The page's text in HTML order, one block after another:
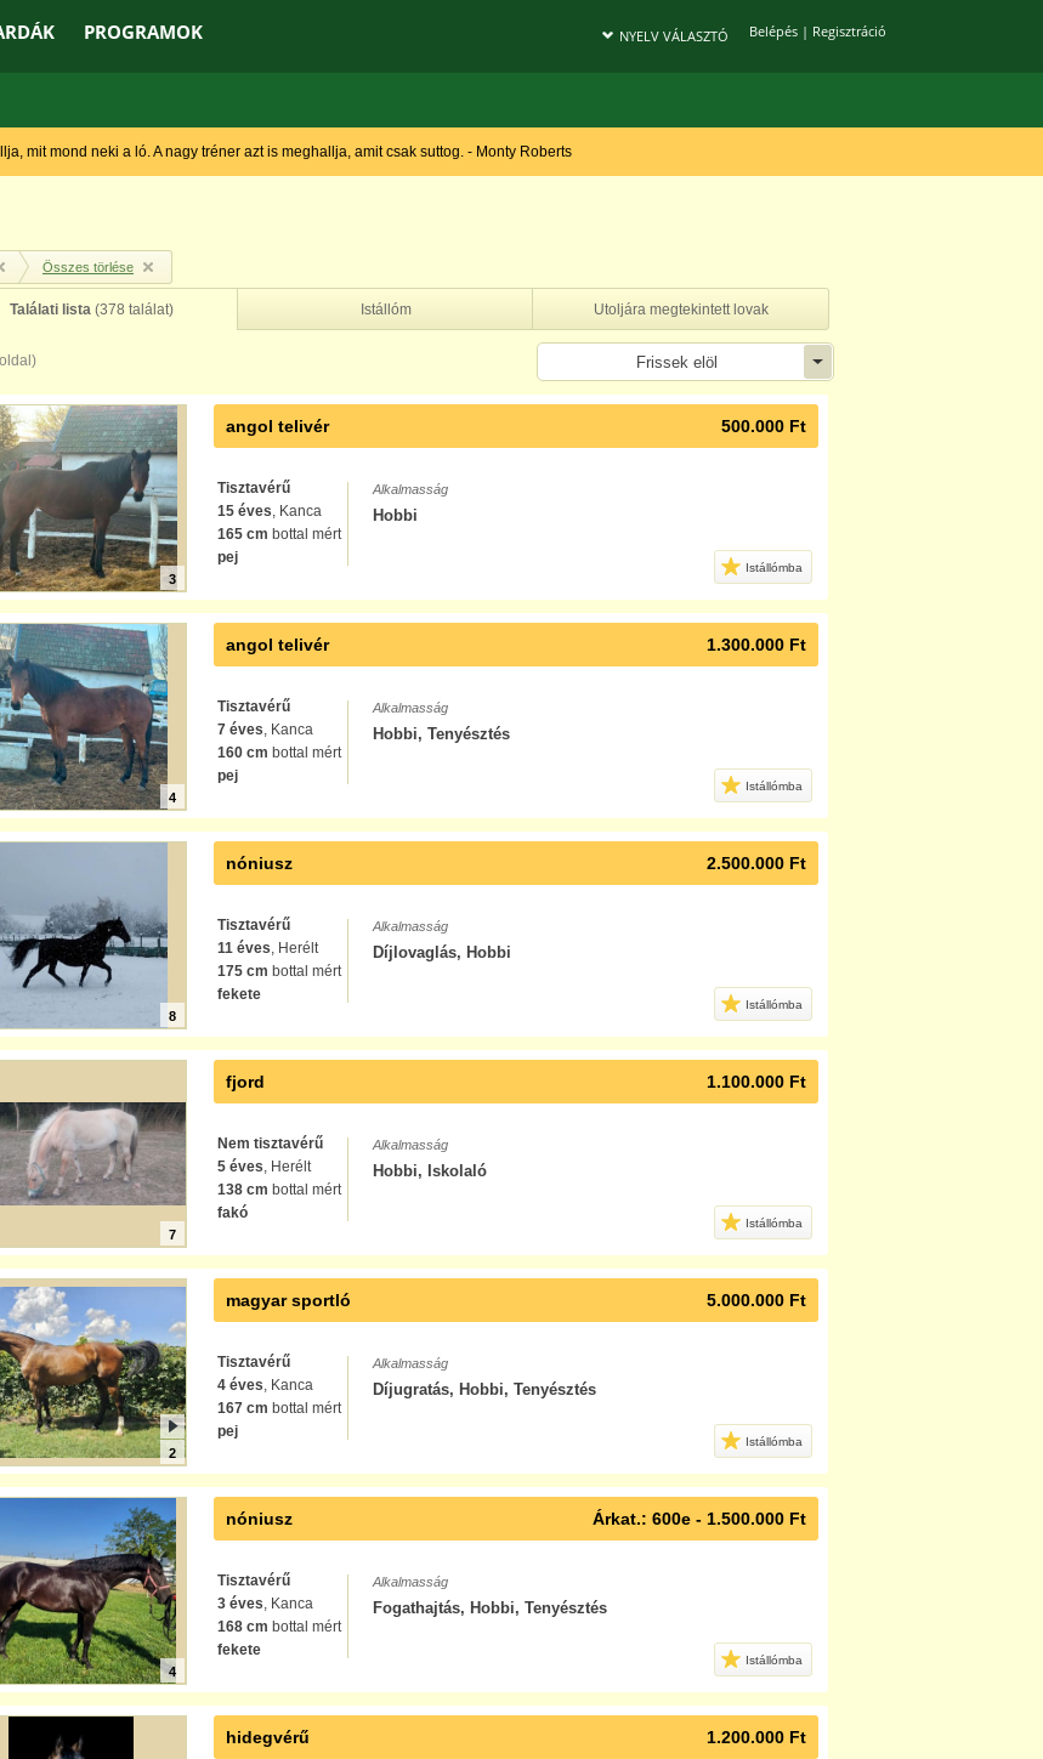
PROGRAMOK Belépés| Regisztráció
NYELV VÁLASZTÓ
mit mond neki a ló. A nagy tréner azt is meghallja, amit csak suttog. - Monty Roberts
Összes törlése
Találati lista (378 találat) Istállóm Utoljára megtekintett lovak
Frissek elöl
3
angol telivér 500.000 Ft
Tisztavérű
15 éves, Kanca
165 cm bottal mért
pej
Alkalmasság
Hobbi
Istállómba
4
angol telivér 1.300.000 Ft
Tisztavérű
7 éves, Kanca
160 cm bottal mért
pej
Alkalmasság
Hobbi, Tenyésztés
Istállómba
8
nóniusz 2.500.000 Ft
Tisztavérű
11 éves, Herélt
175 cm bottal mért
fekete
Alkalmasság
Díjlovaglás, Hobbi
Istállómba
7
fjord 1.100.000 Ft
Nem tisztavérű
5 éves, Herélt
138 cm bottal mért
fakó
Alkalmasság
Hobbi, Iskolaló
Istállómba
2
magyar sportló 5.000.000 Ft
Tisztavérű
4 éves, Kanca
167 cm bottal mért
pej
Alkalmasság
Díjugratás, Hobbi, Tenyésztés
Istállómba
4
nóniusz Árkat.: 600e - 1.500.000 Ft
Tisztavérű
3 éves, Kanca
168 cm bottal mért
fekete
Alkalmasság
Fogathajtás, Hobbi, Tenyésztés
Istállómba
hidegvérű 1.200.000 Ft